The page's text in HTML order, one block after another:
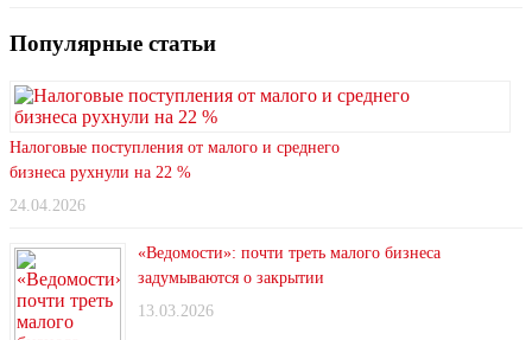
Популярные статьи
Налоговые поступления от малого и среднего
бизнеса рухнули на 22 %
24.04.2026
«Ведомости»: почти треть малого бизнеса
задумываются о закрытии
13.03.2026